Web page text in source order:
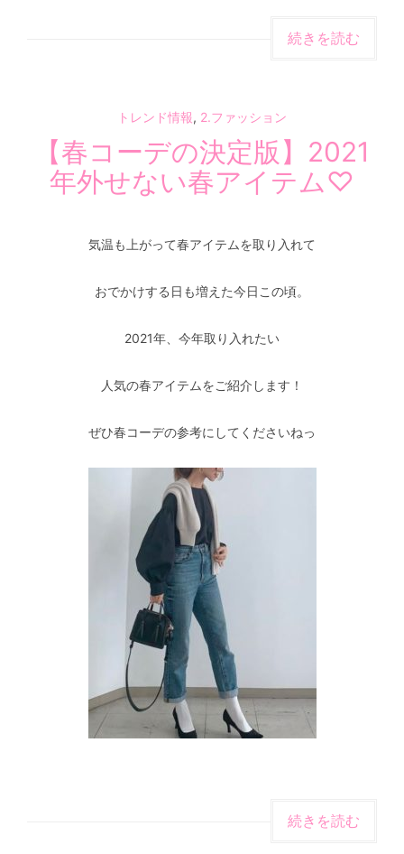
続きを読む
トレンド情報, 2.ファッション
【春コーデの決定版】2021
年外せない春アイテム♡
気温も上がって春アイテムを取り入れて
おでかけする日も増えた今日この頃。
2021年、今年取り入れたい
人気の春アイテムをご紹介します！
ぜひ春コーデの参考にしてくださいねっ
続きを読む